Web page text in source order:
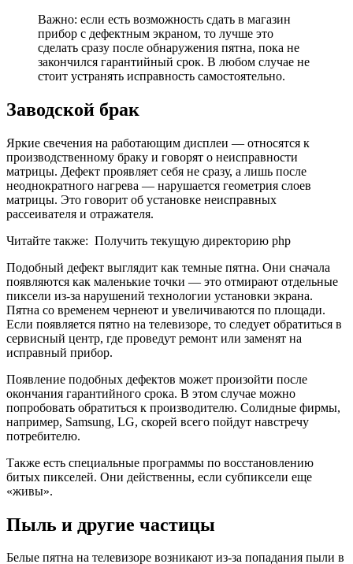
Важно: если есть возможность сдать в магазин
прибор с дефектным экраном, то лучше это
сделать сразу после обнаружения пятна, пока не
закончился гарантийный срок. В любом случае не
стоит устранять исправность самостоятельно.
Заводской брак
Яркие свечения на работающим дисплеи — относятся к
производственному браку и говорят о неисправности
матрицы. Дефект проявляет себя не сразу, а лишь после
неоднократного нагрева — нарушается геометрия слоев
матрицы. Это говорит об установке неисправных
рассеивателя и отражателя.
Читайте также: Получить текущую директорию php
Подобный дефект выглядит как темные пятна. Они сначала
появляются как маленькие точки — это отмирают отдельные
пиксели из-за нарушений технологии установки экрана.
Пятна со временем чернеют и увеличиваются по площади.
Если появляется пятно на телевизоре, то следует обратиться в
сервисный центр, где проведут ремонт или заменят на
исправный прибор.
Появление подобных дефектов может произойти после
окончания гарантийного срока. В этом случае можно
попробовать обратиться к производителю. Солидные фирмы,
например, Samsung, LG, скорей всего пойдут навстречу
потребителю.
Также есть специальные программы по восстановлению
битых пикселей. Они действенны, если субпиксели еще
«живы».
Пыль и другие частицы
Белые пятна на телевизоре возникают из-за попадания пыли в